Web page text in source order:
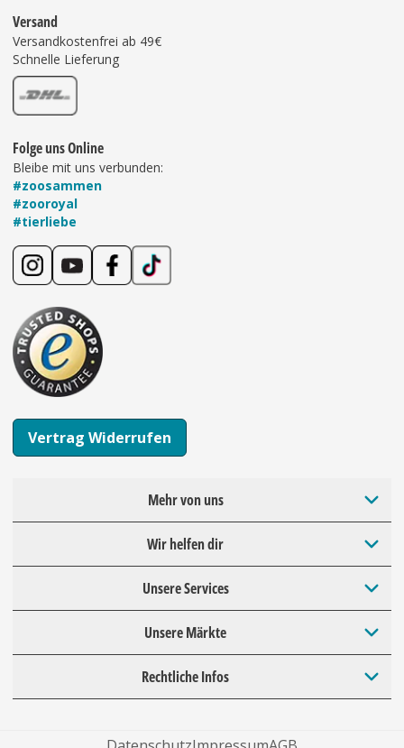
Versand
Versandkostenfrei ab 49€
Schnelle Lieferung
Folge uns Online
Bleibe mit uns verbunden:
#zoosammen
#zooroyal
#tierliebe
Vertrag Widerrufen
Mehr von uns
Wir helfen dir
Unsere Services
Unsere Märkte
Rechtliche Infos